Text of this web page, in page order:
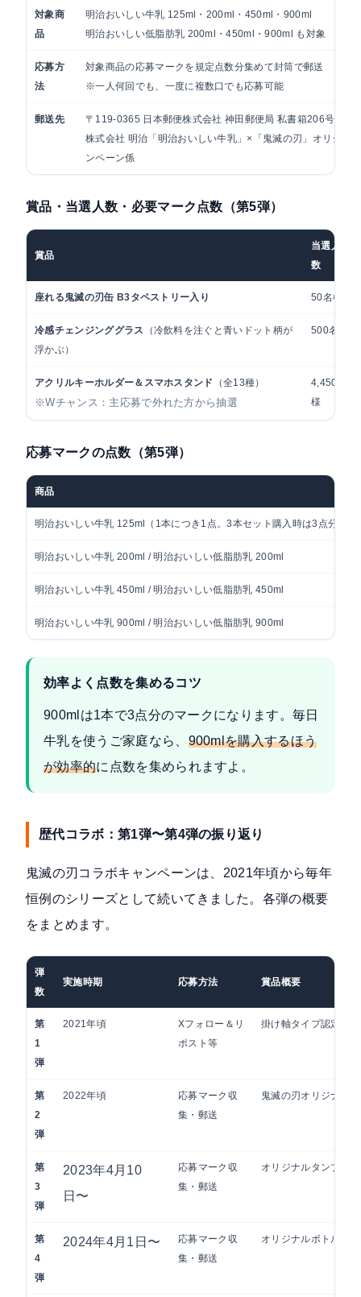
対象商
品
明治おいしい牛乳 125ml・200ml・450ml・900ml
明治おいしい低脂肪乳 200ml・450ml・900ml も対象
応募方
法
対象商品の応募マークを規定点数分集めて封筒で郵送
※一人何回でも、一度に複数口でも応募可能
郵送先
〒119-0365 日本郵便株式会社 神田郵便局 私書箱206号
株式会社 明治「明治おいしい牛乳」×「鬼滅の刃」オリジナ
ンペーン係
賞品・当選人数・必要マーク点数（第5弾）
賞品
当選人
数
座れる鬼滅の刃缶 B3タペストリー入り 50名様
冷感チェンジンググラス
（冷飲料を注ぐと青いドット柄が
浮かぶ）
500名様
アクリルキーホルダー＆スマホスタンド （全13種）
※Wチャンス：主応募で外れた方から抽選
4,450名
様
応募マークの点数（第5弾）
商品
明治おいしい牛乳 125ml（1本につき1点。3本セット購入時は3点分）
明治おいしい牛乳 200ml / 明治おいしい低脂肪乳 200ml
明治おいしい牛乳 450ml / 明治おいしい低脂肪乳 450ml
明治おいしい牛乳 900ml / 明治おいしい低脂肪乳 900ml
効率よく点数を集めるコツ
900mlは1本で3点分のマークになります。毎日
牛乳を使うご家庭なら、 900mlを購入するほう
が効率的に点数を集められますよ。
歴代コラボ：第1弾〜第4弾の振り返り
鬼滅の刃コラボキャンペーンは、2021年頃から毎年
恒例のシリーズとして続いてきました。各弾の概要
をまとめます。
弾
数
実施時期 応募方法 賞品概要
第
1
弾
2021年頃
Xフォロー＆リ
ポスト等
掛け軸タイプ認定証
第
2
弾
2022年頃
応募マーク収
集・郵送
鬼滅の刃オリジナル
第
3
弾
2023年4月10
日〜
応募マーク収
集・郵送
オリジナルタンブラ
第
4
弾
2024年4月1日〜
応募マーク収
集・郵送
オリジナルボトル・